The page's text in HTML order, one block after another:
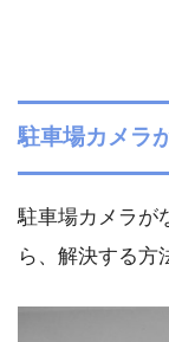
駐車場カメラ
駐車場カメラが
ら、解決する方